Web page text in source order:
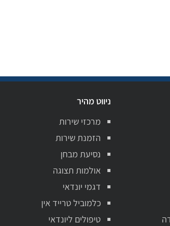
ניווט מהיר
מרכזי שירות
הזמנת שירות
נסיעת מבחן
אולמות תצוגה
דגמי יונדאי
כלמוביל טרייד אין
טיפולים ליונדאי